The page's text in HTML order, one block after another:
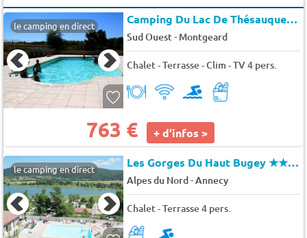
le camping en direct Camping Du Lac De Thésauque
Sud Ouest- Montgeard
Chalet - Terrasse - Clim - TV 4 pers.
763 € + d'infos >
le camping en direct Les Gorges Du Haut Bugey★★★★
Alpes du Nord-Annecy
Chalet - Terrasse 4 pers.